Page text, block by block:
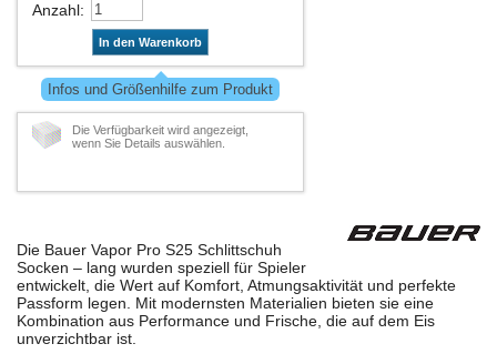
Anzahl:
In den Warenkorb
Infos und Größenhilfe zum Produkt
Die Verfügbarkeit wird angezeigt,
wenn Sie Details auswählen.
Die Bauer Vapor Pro S25 Schlittschuh
Socken – lang wurden speziell für Spieler
entwickelt, die Wert auf Komfort, Atmungsaktivität und perfekte
Passform legen. Mit modernsten Materialien bieten sie eine
Kombination aus Performance und Frische, die auf dem Eis
unverzichtbar ist.